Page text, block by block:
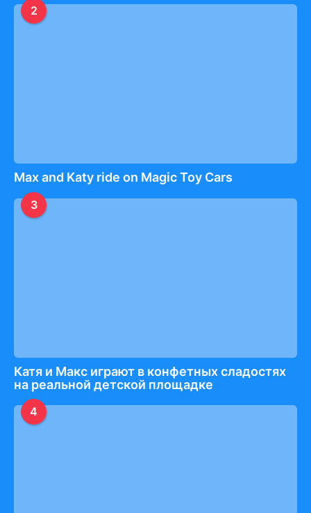
2
Max and Katy ride on Magic Toy Cars
3
Катя и Макс играют в конфетных сладостях
на реальной детской площадке
4